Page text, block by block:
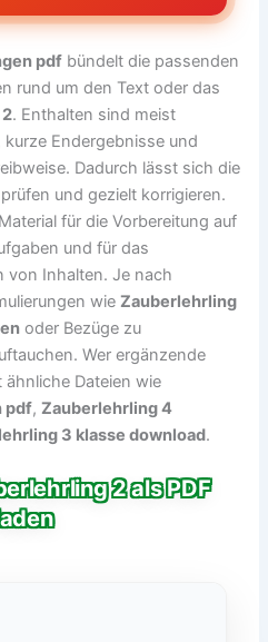
pdf bündelt die passenden
rund um den Text oder das
. Enthalten sind meist
Endergebnisse und
Dadurch lässt sich die
und gezielt korrigieren.
für die Vorbereitung auf
und für das
von Inhalten. Je nach
wieZauberlehrling
oder Bezüge zu
Wer ergänzende
Dateien wie
pdf,Zauberlehrling 4
3 klasse download.
2 als PDF